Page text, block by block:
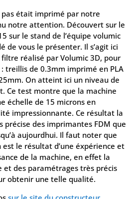
pas était imprimé par notre
notre attention. Découvert sur le
sur le stand de l’équipe volumic
de vous le présenter. Il s’agit ici
réalisé par Volumic 3D, pour
treillis de 0.3mm imprimé en PLA
On atteint ici un niveau de
Ce test montre que la machine
échelle de 15 microns en
impressionnante. Ce résultat la
précise des imprimantes FDM que
aujourdhui. Il faut noter que
est le résultat d’une éxpérience et
de la machine, en effet la
et des paramétrages très précis
obtenir une telle qualité.